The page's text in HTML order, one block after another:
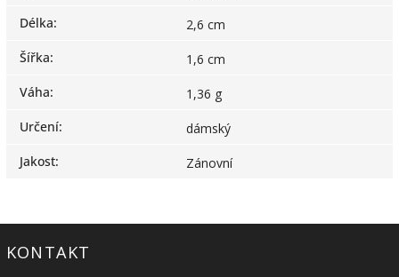
Délka:
2,6 cm
Šířka:
1,6 cm
Váha:
1,36 g
Určení:
dámský
Jakost: Zánovní
KONTAKT